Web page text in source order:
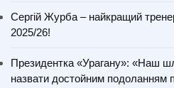
Сергій Журба – найкращий
2025/26!
Президентка «Урагану»: «Наш
назвати достойним подоланням